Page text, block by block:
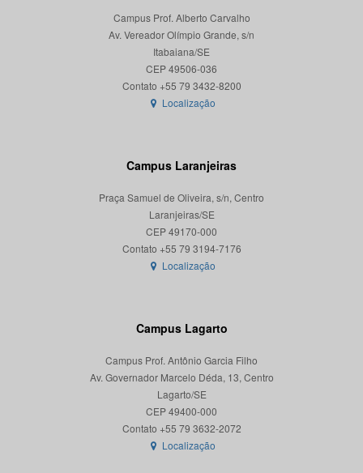
Campus Prof. Alberto Carvalho
Av. Vereador Olímpio Grande, s/n
Itabaiana/SE
CEP 49506-036
Localização
Campus Laranjeiras
Praça Samuel de Oliveira, s/n, Centro
Laranjeiras/SE
CEP 49170-000
Localização
Campus Lagarto
Campus Prof. Antônio Garcia Filho
Av. Governador Marcelo Déda, 13, Centro
Lagarto/SE
CEP 49400-000
Localização